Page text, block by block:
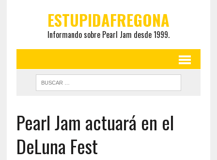
ESTUPIDAFREGONA
Informando sobre Pearl Jam desde 1999.
Pearl Jam actuará en el
DeLuna Fest